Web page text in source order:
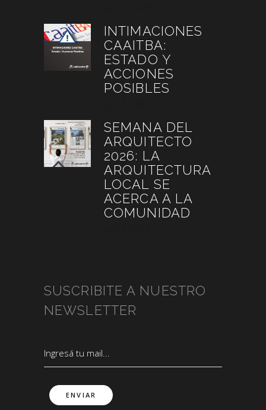
INTIMACIONES
CAAITBA:
ESTADO Y
ACCIONES
POSIBLES
SEMANA DEL
ARQUITECTO
2026: LA
ARQUITECTURA
LOCAL SE
ACERCA A LA
COMUNIDAD
SUSCRIBITE A NUESTRO
NEWSLETTER